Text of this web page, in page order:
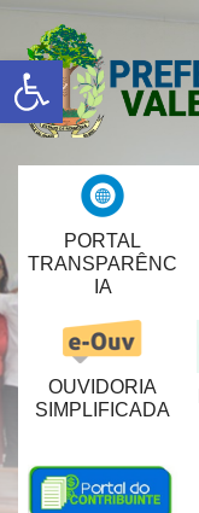
Abrir a barra de ferramentas
PORTAL
TRANSPARÊNC
IA
OUVIDORIA
SIMPLIFICADA